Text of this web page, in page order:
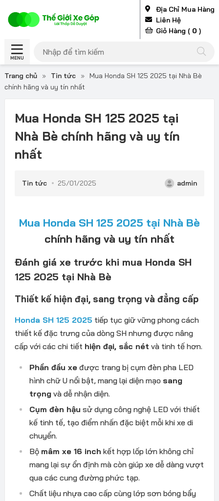
Địa Chỉ Mua Hàng
Liên Hệ
Giỏ Hàng ( 0 )
MENU
Trang chủ » Tin tức »
Mua Honda SH 125 2025 tại Nhà Bè
chính hãng và uy tín nhất
Mua Honda SH 125 2025 tại
Nhà Bè chính hãng và uy tín
nhất
Tin tức 25/01/2025 admin
Mua Honda SH 125 2025 tại Nhà Bè
chính hãng và uy tín nhất
Đánh giá xe trước khi mua Honda SH
125 2025 tại Nhà Bè
Thiết kế hiện đại, sang trọng và đẳng cấp
Honda SH 125 2025 tiếp tục giữ vững phong cách
thiết kế đặc trưng của dòng SH nhưng được nâng
cấp với các chi tiết hiện đại, sắc nét và tinh tế hơn.
Phần đầu xeđược trang bị cụm đèn pha LED
hình chữ U nổi bật, mang lại diện mạo sang
trọngvà dễ nhận diện.
Cụm đèn hậu sử dụng công nghệ LED với thiết
kế tinh tế, tạo điểm nhấn đặc biệt mỗi khi xe di
chuyển.
Bộ mâm xe 16 inch kết hợp lốp lớn không chỉ
mang lại sự ổn định mà còn giúp xe dễ dàng vượt
qua các cung đường phức tạp.
Chất liệu nhựa cao cấp cùng lớp sơn bóng bẩy